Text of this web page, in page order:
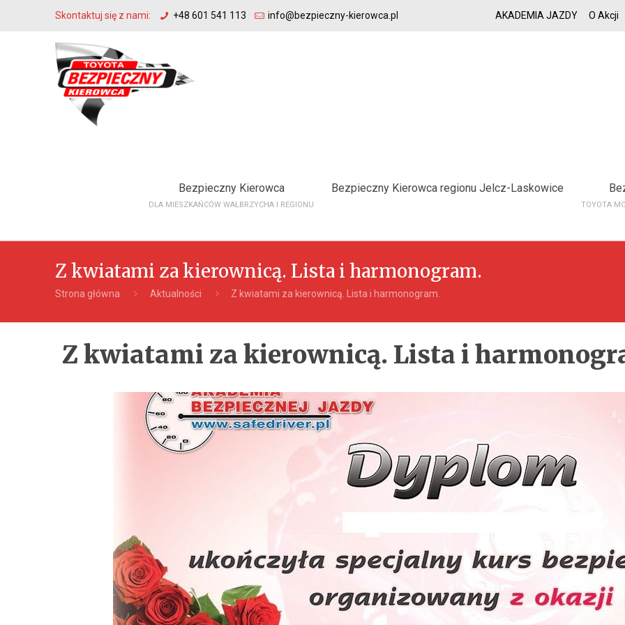
Skontaktuj się z nami: +48 601 541 113 info@bezpieczny-kierowca.pl AKADEMIA JAZDY O Akcji
Bezpieczny Kierowca
DLA MIESZKAŃCÓW WAŁBRZYCHA I REGIONU
Bezpieczny Kierowca regionu Jelcz-Laskowice
TOYOTA
Z kwiatami za kierownicą. Lista i harmonogram.
Strona główna Aktualności Z kwiatami za kierownicą. Lista i harmonogram.
Z kwiatami za kierownicą. Lista i